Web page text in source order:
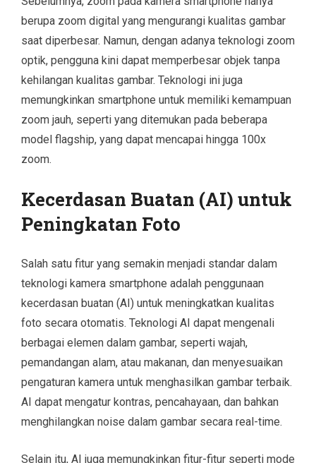
berupa zoom digital yang mengurangi kualitas gambar
saat diperbesar. Namun, dengan adanya teknologi zoom
optik, pengguna kini dapat memperbesar objek tanpa
kehilangan kualitas gambar. Teknologi ini juga
memungkinkan smartphone untuk memiliki kemampuan
zoom jauh, seperti yang ditemukan pada beberapa
model flagship, yang dapat mencapai hingga 100x
zoom.
Kecerdasan Buatan (AI) untuk
Peningkatan Foto
Salah satu fitur yang semakin menjadi standar dalam
teknologi kamera smartphone adalah penggunaan
kecerdasan buatan (AI) untuk meningkatkan kualitas
foto secara otomatis. Teknologi AI dapat mengenali
berbagai elemen dalam gambar, seperti wajah,
pemandangan alam, atau makanan, dan menyesuaikan
pengaturan kamera untuk menghasilkan gambar terbaik.
AI dapat mengatur kontras, pencahayaan, dan bahkan
menghilangkan noise dalam gambar secara real-time.
Selain itu, AI juga memungkinkan fitur-fitur seperti mode